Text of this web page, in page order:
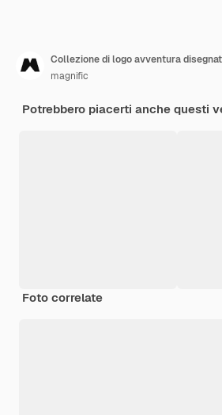
Collezione di logo avventura
magnific
Potrebbero piacerti anche questi
Foto correlate